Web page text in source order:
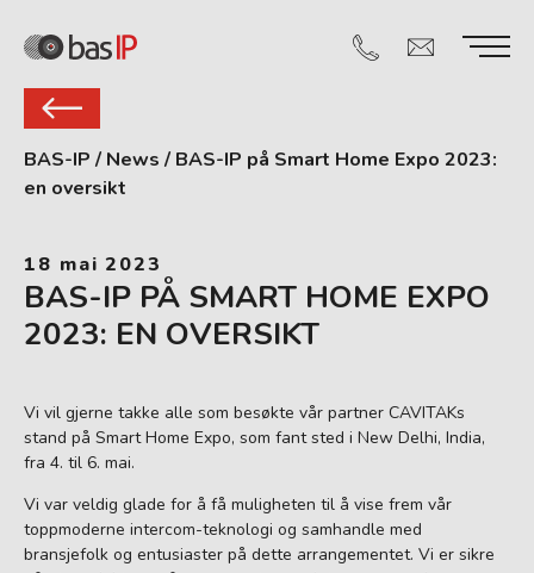
BAS-IP / News / BAS-IP på Smart Home Expo 2023:
en oversikt
18 mai 2023
BAS-IP PÅ SMART HOME EXPO
2023: EN OVERSIKT
Vi vil gjerne takke alle som besøkte vår partner CAVITAKs
stand på Smart Home Expo, som fant sted i New Delhi, India,
fra 4. til 6. mai.
Vi var veldig glade for å få muligheten til å vise frem vår
toppmoderne intercom-teknologi og samhandle med
bransjefolk og entusiaster på dette arrangementet. Vi er sikre